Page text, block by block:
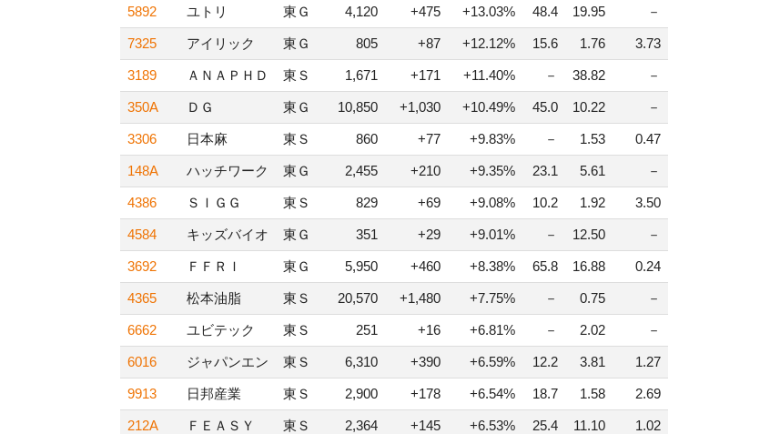
5892 ユトリ 東Ｇ 4,120 +475 +13.03% 48.4 19.95 －
7325 アイリック 東Ｇ 805 +87 +12.12% 15.6 1.76 3.73
3189 ＡＮＡＰＨＤ 東Ｓ 1,671 +171 +11.40% － 38.82 －
350A ＤＧ 東Ｇ 10,850 +1,030 +10.49% 45.0 10.22 －
3306 日本麻 東Ｓ 860 +77 +9.83% － 1.53 0.47
148A ハッチワーク 東Ｇ 2,455 +210 +9.35% 23.1 5.61 －
4386 ＳＩＧＧ 東Ｓ 829 +69 +9.08% 10.2 1.92 3.50
4584 キッズバイオ 東Ｇ 351 +29 +9.01% － 12.50 －
3692 ＦＦＲＩ 東Ｇ 5,950 +460 +8.38% 65.8 16.88 0.24
4365 松本油脂 東Ｓ 20,570 +1,480 +7.75% － 0.75 －
6662 ユビテック 東Ｓ 251 +16 +6.81% － 2.02 －
6016 ジャパンエン 東Ｓ 6,310 +390 +6.59% 12.2 3.81 1.27
9913 日邦産業 東Ｓ 2,900 +178 +6.54% 18.7 1.58 2.69
212A ＦＥＡＳＹ 東Ｓ 2,364 +145 +6.53% 25.4 11.10 1.02